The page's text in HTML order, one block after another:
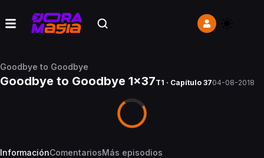
Goodbye to Goodbye
Goodbye to Goodbye 1x37T1 · Capítulo 3704-08-2018
InformaciónComentariosMás episodios